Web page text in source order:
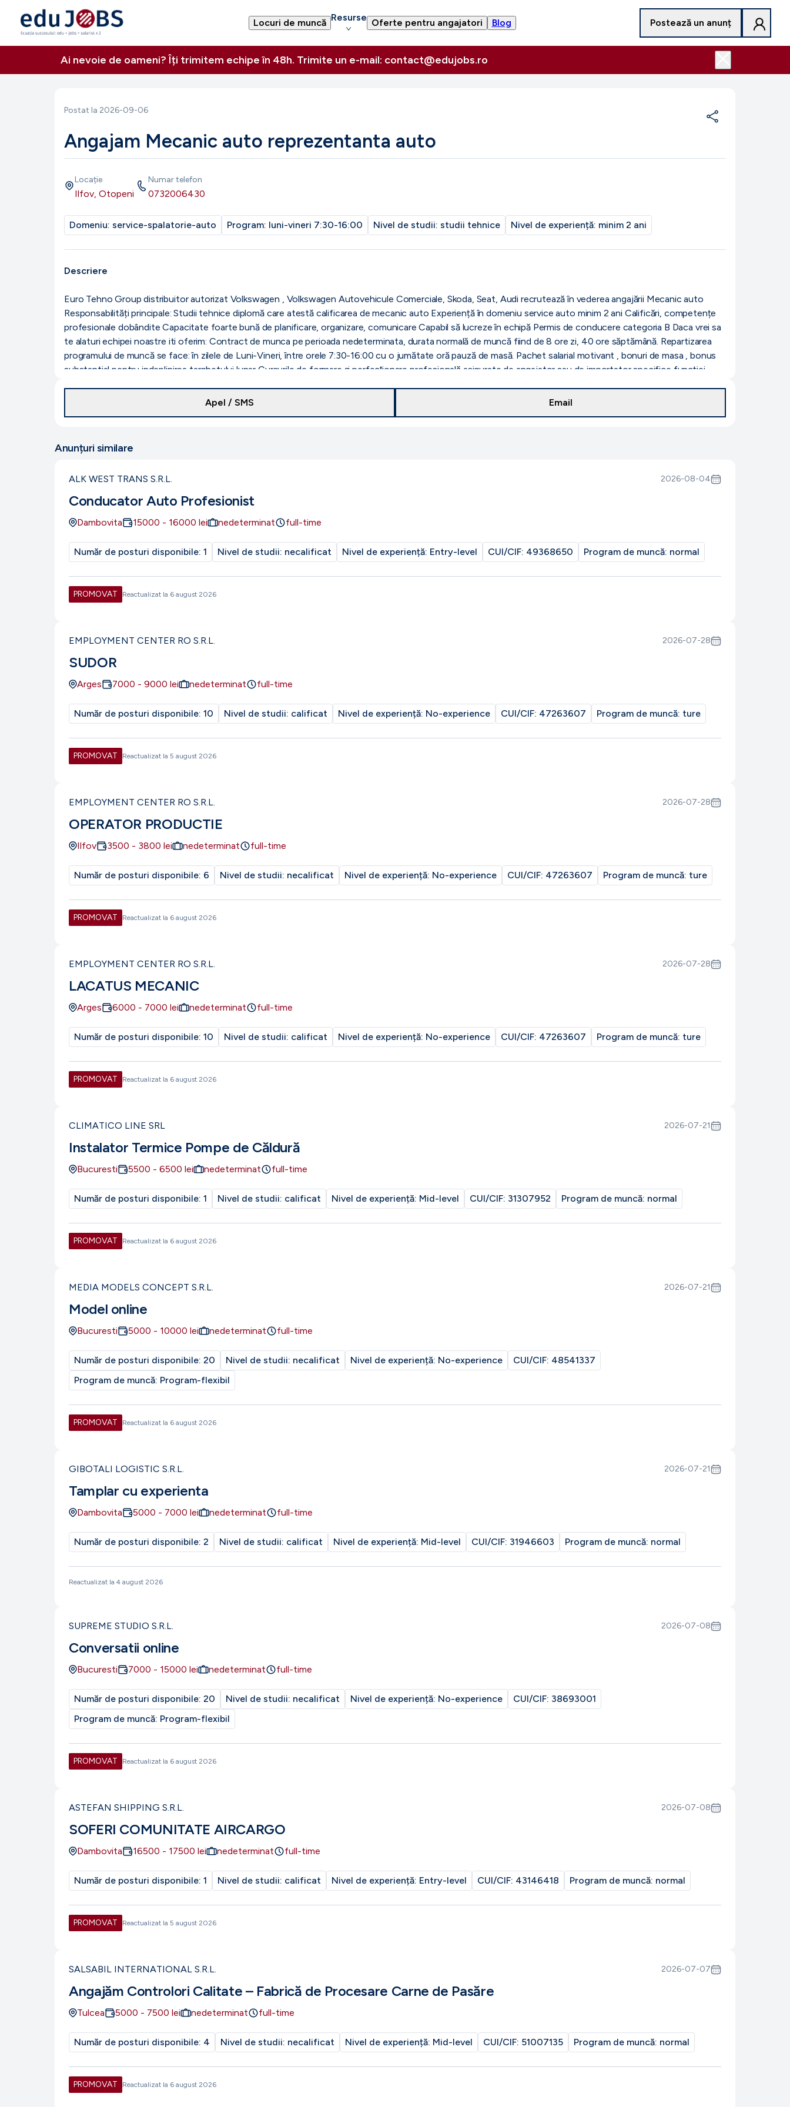
Locuri de muncă Resurse Oferte pentru angajatori Blog Postează un anunț
Ai nevoie de oameni? Îți trimitem echipe în 48h. Trimite un e-mail: contact@edujobs.ro
Postat la 2026-09-06
Angajam Mecanic auto reprezentanta auto
Locație
Ilfov, Otopeni
Numar telefon
0732006430
Domeniu: service-spalatorie-auto Program: luni-vineri 7:30-16:00 Nivel de studii: studii tehnice Nivel de experiență: minim 2 ani
Descriere
Euro Tehno Group distribuitor autorizat Volkswagen , Volkswagen Autovehicule Comerciale, Skoda, Seat, Audi recrutează în vederea angajării Mecanic auto
Responsabilități principale: Studii tehnice diplomă care atestă calificarea de mecanic auto Experiență în domeniu service auto minim 2 ani Calificări, competențe
profesionale dobândite Capacitate foarte bună de planificare, organizare, comunicare Capabil să lucreze în echipă Permis de conducere categoria B Daca vrei sa
te alaturi echipei noastre iti oferim: Contract de munca pe perioada nedeterminata, durata normală de muncă fiind de 8 ore zi, 40 ore săptămână. Repartizarea
programului de muncă se face: în zilele de Luni-Vineri, între orele 7:30-16:00 cu o jumătate oră pauză de masă. Pachet salarial motivant , bonuri de masa , bonus
substantial pentru indeplinirea targhetului lunar Cursurile de formare şi perfecţionare profesională asigurate de angajator sau de importator specifice funcției
Apel / SMS
Email
Anunțuri similare
ALK WEST TRANS S.R.L. 2026-08-04
Conducator Auto Profesionist
Dambovita 15000 - 16000 lei nedeterminat full-time
Număr de posturi disponibile: 1 Nivel de studii: necalificat Nivel de experiență: Entry-level CUI/CIF: 49368650 Program de muncă: normal
PROMOVAT Reactualizat la 6 august 2026
EMPLOYMENT CENTER RO S.R.L. 2026-07-28
SUDOR
Arges 7000 - 9000 lei nedeterminat full-time
Număr de posturi disponibile: 10 Nivel de studii: calificat Nivel de experiență: No-experience CUI/CIF: 47263607 Program de muncă: ture
PROMOVAT Reactualizat la 5 august 2026
EMPLOYMENT CENTER RO S.R.L. 2026-07-28
OPERATOR PRODUCTIE
Ilfov 3500 - 3800 lei nedeterminat full-time
Număr de posturi disponibile: 6 Nivel de studii: necalificat Nivel de experiență: No-experience CUI/CIF: 47263607 Program de muncă: ture
PROMOVAT Reactualizat la 6 august 2026
EMPLOYMENT CENTER RO S.R.L. 2026-07-28
LACATUS MECANIC
Arges 6000 - 7000 lei nedeterminat full-time
Număr de posturi disponibile: 10 Nivel de studii: calificat Nivel de experiență: No-experience CUI/CIF: 47263607 Program de muncă: ture
PROMOVAT Reactualizat la 6 august 2026
CLIMATICO LINE SRL 2026-07-21
Instalator Termice Pompe de Căldură
Bucuresti 5500 - 6500 lei nedeterminat full-time
Număr de posturi disponibile: 1 Nivel de studii: calificat Nivel de experiență: Mid-level CUI/CIF: 31307952 Program de muncă: normal
PROMOVAT Reactualizat la 6 august 2026
MEDIA MODELS CONCEPT S.R.L. 2026-07-21
Model online
Bucuresti 5000 - 10000 lei nedeterminat full-time
Număr de posturi disponibile: 20 Nivel de studii: necalificat Nivel de experiență: No-experience CUI/CIF: 48541337
Program de muncă: Program-flexibil
PROMOVAT Reactualizat la 6 august 2026
GIBOTALI LOGISTIC S.R.L. 2026-07-21
Tamplar cu experienta
Dambovita 5000 - 7000 lei nedeterminat full-time
Număr de posturi disponibile: 2 Nivel de studii: calificat Nivel de experiență: Mid-level CUI/CIF: 31946603 Program de muncă: normal
Reactualizat la 4 august 2026
SUPREME STUDIO S.R.L. 2026-07-08
Conversatii online
Bucuresti 7000 - 15000 lei nedeterminat full-time
Număr de posturi disponibile: 20 Nivel de studii: necalificat Nivel de experiență: No-experience CUI/CIF: 38693001
Program de muncă: Program-flexibil
PROMOVAT Reactualizat la 6 august 2026
ASTEFAN SHIPPING S.R.L. 2026-07-08
SOFERI COMUNITATE AIRCARGO
Dambovita 16500 - 17500 lei nedeterminat full-time
Număr de posturi disponibile: 1 Nivel de studii: calificat Nivel de experiență: Entry-level CUI/CIF: 43146418 Program de muncă: normal
PROMOVAT Reactualizat la 5 august 2026
SALSABIL INTERNATIONAL S.R.L. 2026-07-07
Angajăm Controlori Calitate – Fabrică de Procesare Carne de Pasăre
Tulcea 5000 - 7500 lei nedeterminat full-time
Număr de posturi disponibile: 4 Nivel de studii: necalificat Nivel de experiență: Mid-level CUI/CIF: 51007135 Program de muncă: normal
PROMOVAT Reactualizat la 6 august 2026